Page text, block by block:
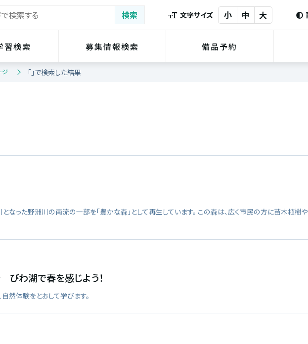
文字サイズ 小 中 大
習検索 募集情報検索 備品予約
ジ 「」で検索した結果
なった野洲川の南流の一部を「豊かな森」として再生しています。 この森は、広く市民の方に苗木植
びわ湖で春を感じよう！
然体験をとおして学びます。